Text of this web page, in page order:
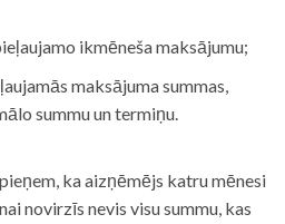
ikmēneša maksājumu;
maksājuma summas,
summu un termiņu.
ka aizņēmējs katru mēnesi
novirzīs nevis visu summu, kas